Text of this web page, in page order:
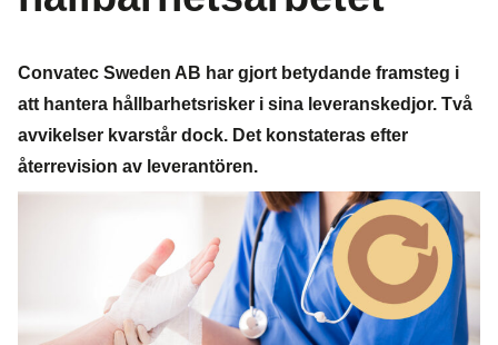
Convatec Sweden AB har gjort betydande framsteg i
att hantera hållbarhetsrisker i sina leveranskedjor. Två
avvikelser kvarstår dock. Det konstateras efter
återrevision av leverantören.